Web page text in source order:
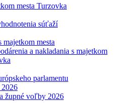
mesta Turzovka
súťaží
majetkom mesta
a nakladania s majetkom
parlamentu
2026
župné voľby 2026